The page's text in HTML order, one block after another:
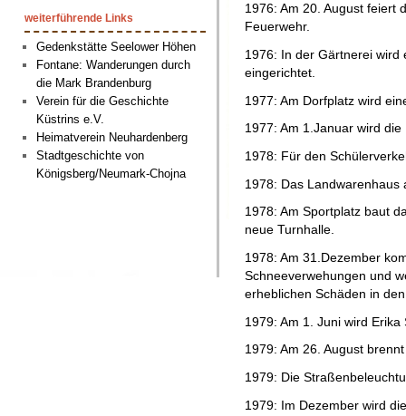
weiterführende Links
Gedenkstätte Seelower Höhen
Fontane: Wanderungen durch
die Mark Brandenburg
Verein für die Geschichte
Küstrins e.V.
Heimatverein Neuhardenberg
Stadtgeschichte von
Königsberg/Neumark-Chojna
1976: Am 20. August feiert
Feuerwehr.
1976: In der Gärtnerei wird
eingerichtet.
1977: Am Dorfplatz wird
1977: Am 1.Januar wird
1978: Für den
1978: Das
1978: Am Sportplatz baut
neue Turnhalle.
1978: Am 31.Dezember
Schneeverwehungen und
erheblichen Schäden in
1979: Am 1. Juni wird
1979: Am 26. August
1979: Die
1979: Im Dezember wird